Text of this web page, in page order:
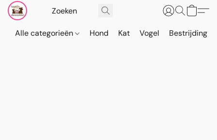
Alle categorieën Hond Kat Vogel Bestrijding